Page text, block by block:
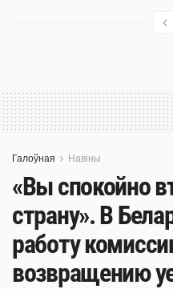
Галоўная Навіны
«Вы спокойно
страну». В
работу
возвращению